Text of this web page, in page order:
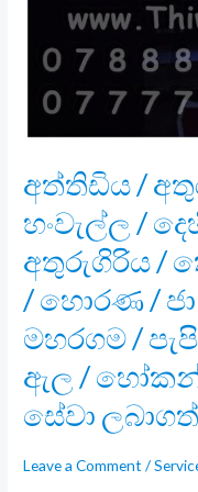
අත්තිඩිය /
හංවැල්ල /
අතුරුගිරිය /
/ හොරණ /
මහරගම /
ඇල /
සේවා
Leave a Comment /